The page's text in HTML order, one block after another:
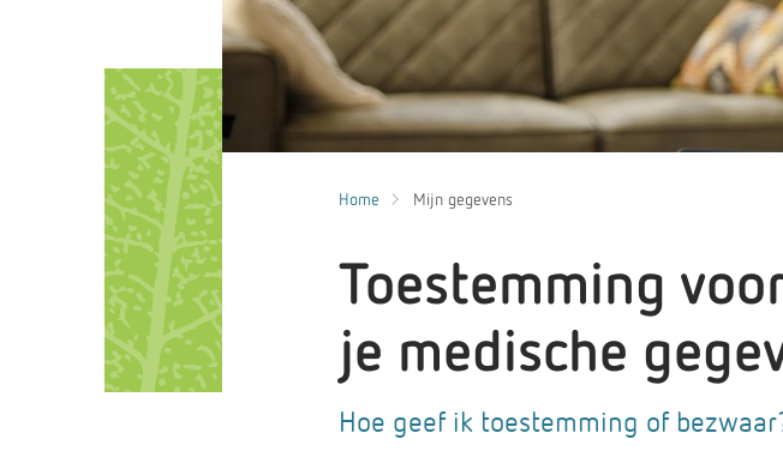
Home Mijn gegevens
Toestemming
je medische
Hoe geef ik toestemming of